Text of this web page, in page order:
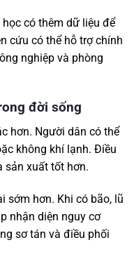
học có thêm dữ liệu để
cứu có thể hỗ trợ chính
nghiệp và phòng
đời sống
hơn. Người dân có thể
không khí lạnh. Điều
sản xuất tốt hơn.
sớm hơn. Khi có bão, lũ
nhận diện nguy cơ
sơ tán và điều phối